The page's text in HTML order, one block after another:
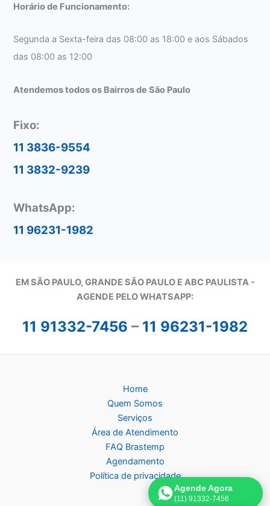
Horário de Funcionamento:
Segunda a Sexta-feira das 08:00 as 18:00 e aos Sábados
das 08:00 as 12:00
Atendemos todos os Bairros de São Paulo
Fixo:
11 3836-9554
11 3832-9239
WhatsApp:
11 96231-1982
EM SÃO PAULO, GRANDE SÃO PAULO E ABC PAULISTA -
AGENDE PELO WHATSAPP:
11 91332-7456 – 11 96231-1982
Home
Quem Somos
Serviços
Área de Atendimento
FAQ Brastemp
Agendamento
Política de privacidade
Agende Agora
(11) 91332-7456